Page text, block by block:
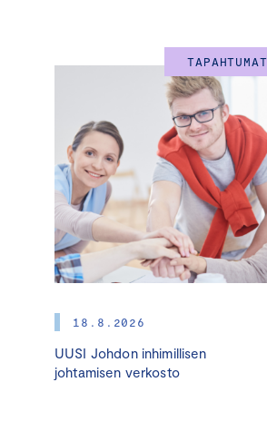
TAPAHTUMAT
18.8.2026
UUSI Johdon inhimillisen
johtamisen verkosto